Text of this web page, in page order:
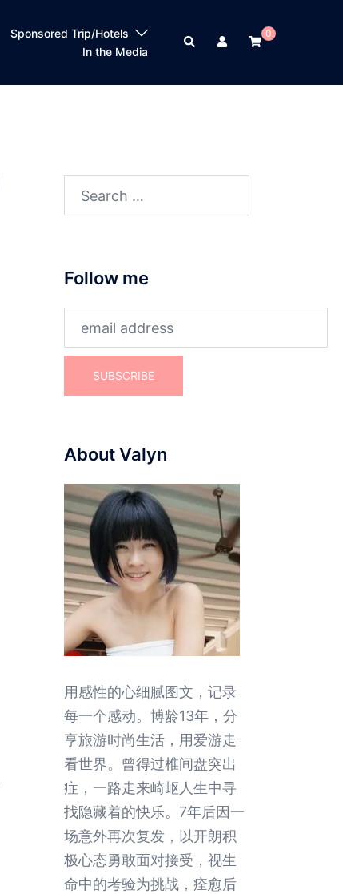
Sponsored Trip/Hotels
In the Media
Search
0
Search
Follow me
About Valyn
用感性的心细腻图文，记录
每一个感动。博龄13年，分
享旅游时尚生活，用爱游走
看世界。曾得过椎间盘突出
症，一路走来崎岖人生中寻
找隐藏着的快乐。7年后因一
场意外再次复发，以开朗积
极心态勇敢面对接受，视生
命中的考验为挑战，痊愈后